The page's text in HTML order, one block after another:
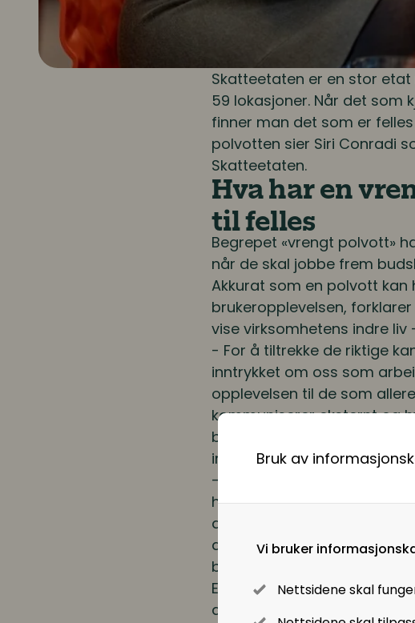
Bruk av
Vi bruker
Nettsidene skal
Skatteetaten er en stor
59 lokasjoner. Når det som
finner man det som er
polvotten sier Siri Conradi
Skatteetaten.
Hva har en
til felles
Begrepet «vrengt polvott»
når de skal jobbe frem
Akkurat som en polvott
brukeropplevelsen,
vise virksomhetens indre
- For å tiltrekke de riktige
inntrykket om oss som
opplevelsen til de som
kommuniserer eksternt og
bommet. Ansatte vil ikke
innfridd, noe som kan føre
- Det viktige er ikke å få
handler jo også minst like
ambassadører i egen
ansatte, som å rekruttere.
bare fungere som
Ettersom etaten er spredt
av oppgaver og